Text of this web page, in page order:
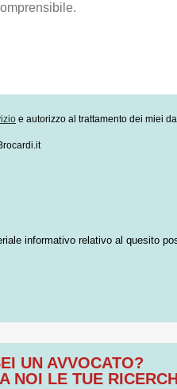
e autorizzo al trattamento dei miei
informativo relativo al quesito
UN AVVOCATO?
NOI LE TUE